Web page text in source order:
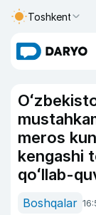
Toshkent
meros
kengashi
qoʻllab-
Boshqalar